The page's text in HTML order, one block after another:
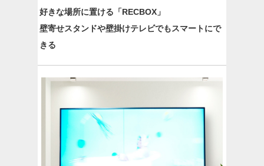
好きな場所に置ける「RECBOX」
壁寄せスタンドや壁掛けテレビでもスマートにで
きる